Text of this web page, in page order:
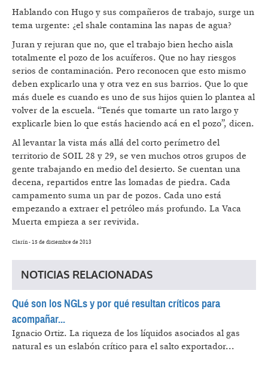
Hablando con Hugo y sus compañeros de trabajo, surge un
tema urgente: ¿el shale contamina las napas de agua?
Juran y rejuran que no, que el trabajo bien hecho aisla
totalmente el pozo de los acuíferos. Que no hay riesgos
serios de contaminación. Pero reconocen que esto mismo
deben explicarlo una y otra vez en sus barrios. Que lo que
más duele es cuando es uno de sus hijos quien lo plantea al
volver de la escuela. “Tenés que tomarte un rato largo y
explicarle bien lo que estás haciendo acá en el pozo”, dicen.
Al levantar la vista más allá del corto perímetro del
territorio de SOIL 28 y 29, se ven muchos otros grupos de
gente trabajando en medio del desierto. Se cuentan una
decena, repartidos entre las lomadas de piedra. Cada
campamento suma un par de pozos. Cada uno está
empezando a extraer el petróleo más profundo. La Vaca
Muerta empieza a ser revivida.
Clarín - 15 de diciembre de 2013
NOTICIAS RELACIONADAS
Qué son los NGLs y por qué resultan críticos para
acompañar...
Ignacio Ortiz. La riqueza de los líquidos asociados al gas
natural es un eslabón crítico para el salto exportador...